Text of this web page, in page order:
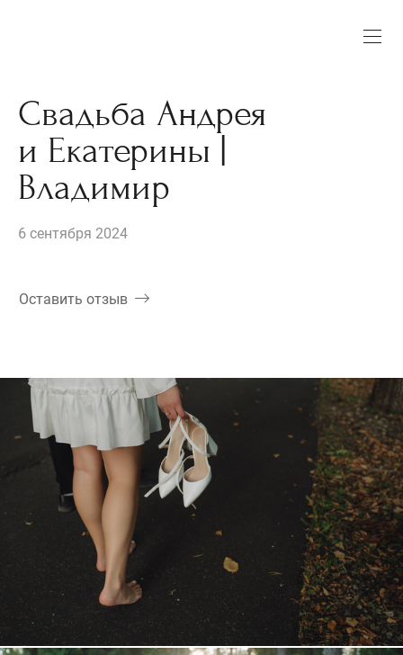
Свадьба Андрея
и Екатерины |
Владимир
6 сентября 2024
Оставить отзыв